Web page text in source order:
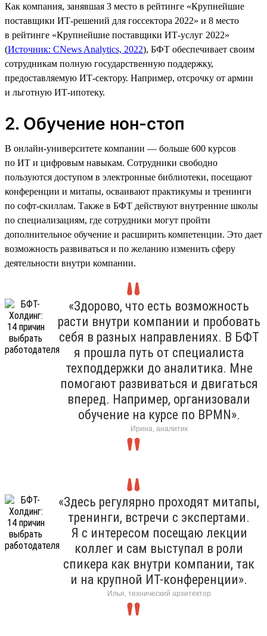
Как компания, занявшая 3 место в рейтинге «Крупнейшие
поставщики ИТ-решений для госсектора 2022» и 8 место
в рейтинге «Крупнейшие поставщики ИТ-услуг 2022»
(Источник: CNews Analytics, 2022), БФТ обеспечивает своим
сотрудникам полную государственную поддержку,
предоставляемую ИТ-сектору. Например, отсрочку от армии
и льготную ИТ-ипотеку.
2. Обучение нон-стоп
В онлайн-университете компании — больше 600 курсов
по ИТ и цифровым навыкам. Сотрудники свободно
пользуются доступом в электронные библиотеки, посещают
конференции и митапы, осваивают практикумы и тренинги
по софт-скиллам. Также в БФТ действуют внутренние школы
по специализациям, где сотрудники могут пройти
дополнительное обучение и расширить компетенции. Это дает
возможность развиваться и по желанию изменить сферу
деятельности внутри компании.
«Здорово, что есть возможность
расти внутри компании и пробовать
себя в разных направлениях. В БФТ
я прошла путь от специалиста
техподдержки до аналитика. Мне
помогают развиваться и двигаться
вперед. Например, организовали
обучение на курсе по BPMN».
Ирина, аналитик
«Здесь регулярно проходят митапы,
тренинги, встречи с экспертами.
Я с интересом посещаю лекции
коллег и сам выступал в роли
спикера как внутри компании, так
и на крупной ИТ-конференции».
Илья, технический архитектор